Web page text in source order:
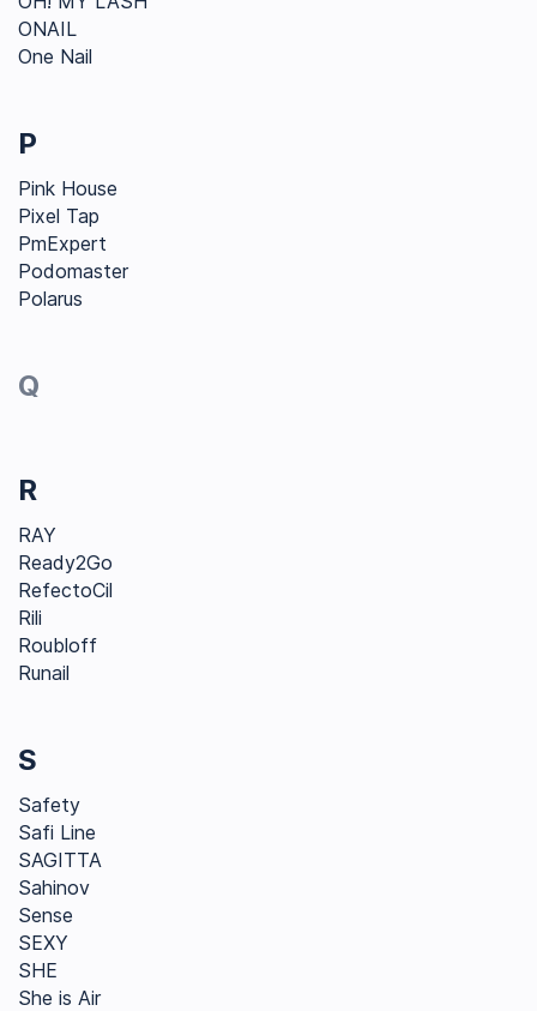
ONAIL
One Nail
P
Pink House
Pixel Tap
PmExpert
Podomaster
Polarus
Q
R
RAY
Ready2Go
RefectoCil
Rili
Roubloff
Runail
S
Safety
Safi Line
SAGITTA
Sahinov
Sense
SEXY
SHE
She is Air